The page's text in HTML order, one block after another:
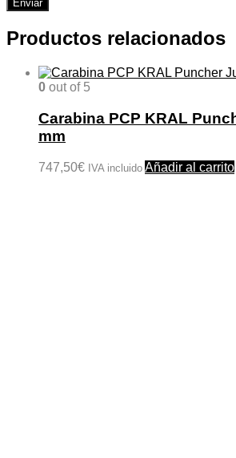
Productos relacionados
0 out of 5
Carabina PCP KRAL
mm
747,50€ IVA incluido Añadir al carrito